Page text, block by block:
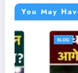
You May